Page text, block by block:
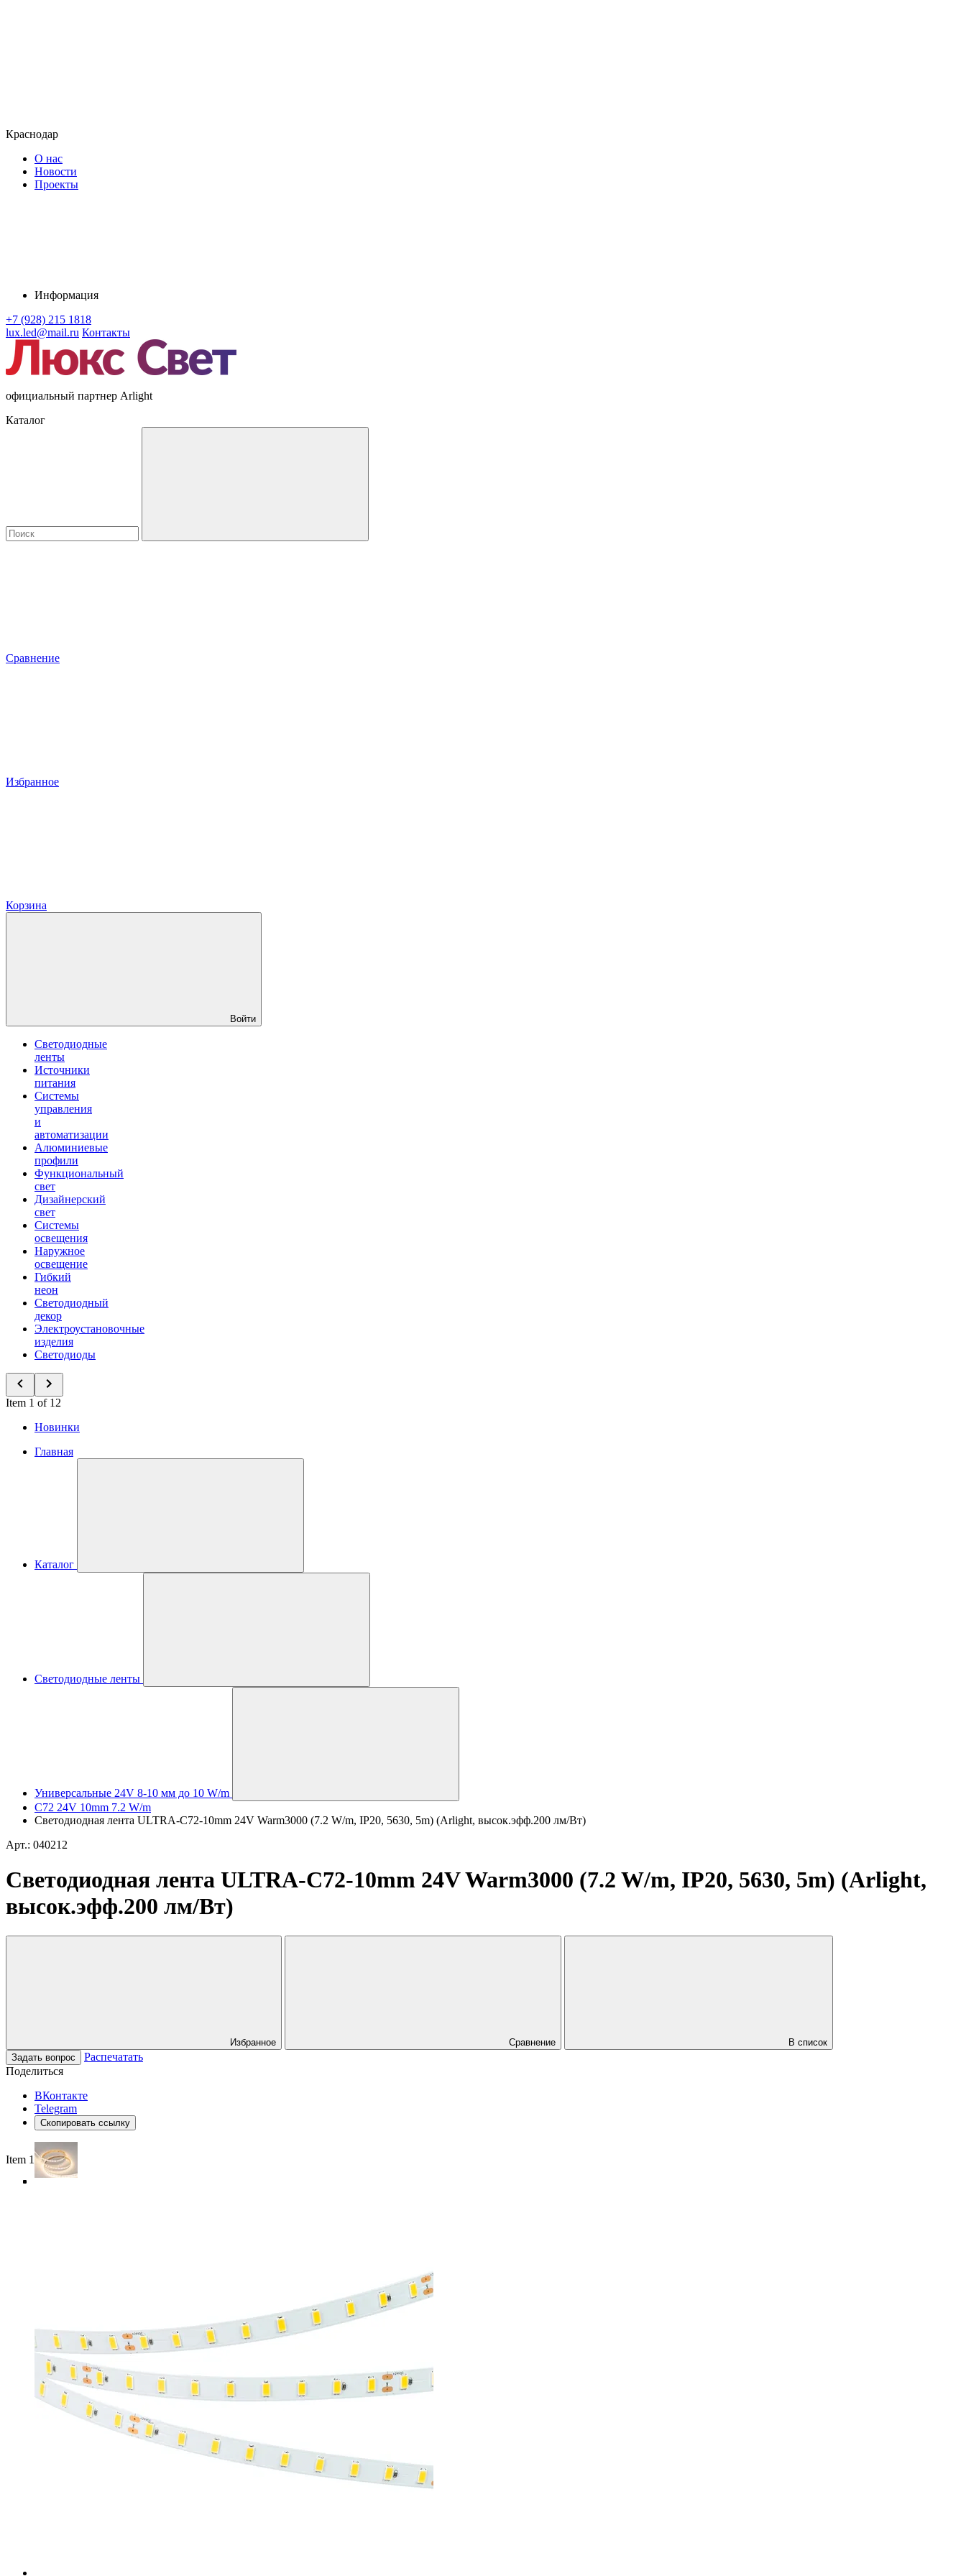
Краснодар
О нас
Новости
Проекты
Информация
+7 (928) 215 1818
lux.led@mail.ru Контакты
официальный партнер Arlight
Каталог
Сравнение
Избранное
Корзина
Войти
Светодиодные
ленты
Источники
питания
Системы
управления
и
автоматизации
Алюминиевые
профили
Функциональный
свет
Дизайнерский
свет
Системы
освещения
Наружное
освещение
Гибкий
неон
Светодиодный
декор
Электроустановочные
изделия
Светодиоды
Item 1 of 12
Новинки
Главная
Каталог
Светодиодные ленты
Универсальные 24V 8-10 мм до 10 W/m
C72 24V 10mm 7.2 W/m
Светодиодная лента ULTRA-C72-10mm 24V Warm3000 (7.2 W/m, IP20, 5630, 5m) (Arlight, высок.эфф.200 лм/Вт)
Арт.: 040212
Светодиодная лента ULTRA-C72-10mm 24V Warm3000 (7.2 W/m, IP20, 5630, 5m) (Arlight,
высок.эфф.200 лм/Вт)
Избранное Сравнение
В список
Задать вопрос
Распечатать
Поделиться
ВКонтакте
Telegram
Скопировать ссылку
Item 1 of 5